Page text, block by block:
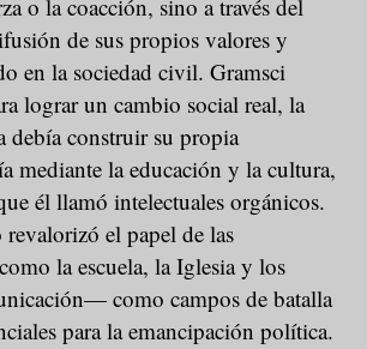
o la coacción, sino a través del
de sus propios valores y
en la sociedad civil. Gramsci
lograr un cambio social real, la
debía construir su propia
mediante la educación y la cultura,
él llamó intelectuales orgánicos.
revalorizó el papel de las
la escuela, la Iglesia y los
como campos de batalla
para la emancipación política.